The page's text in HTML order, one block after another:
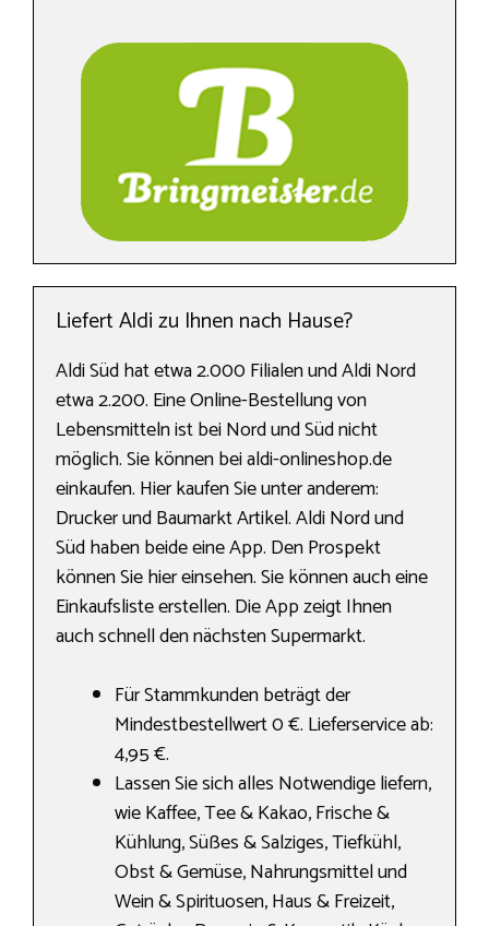
Liefert Aldi zu Ihnen nach Hause?
Aldi Süd hat etwa 2.000 Filialen und Aldi Nord
etwa 2.200. Eine Online-Bestellung von
Lebensmitteln ist bei Nord und Süd nicht
möglich. Sie können bei aldi-onlineshop.de
einkaufen. Hier kaufen Sie unter anderem:
Drucker und Baumarkt Artikel. Aldi Nord und
Süd haben beide eine App. Den Prospekt
können Sie hier einsehen. Sie können auch eine
Einkaufsliste erstellen. Die App zeigt Ihnen
auch schnell den nächsten Supermarkt.
Für Stammkunden beträgt der
Mindestbestellwert 0 €. Lieferservice ab:
4,95 €.
Lassen Sie sich alles Notwendige liefern,
wie Kaffee, Tee & Kakao, Frische &
Kühlung, Süßes & Salziges, Tiefkühl,
Obst & Gemüse, Nahrungs­mittel und
Wein & Spirituosen, Haus & Freizeit,